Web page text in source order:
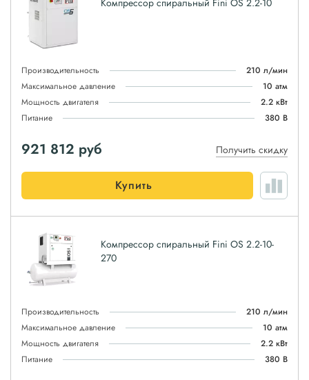
Компрессор спиральный Fini OS 2.2-10
Производительность
210 л/мин
Максимальное давление
10 атм
Мощность двигателя
2.2 кВт
Питание
380 В
921 812 руб Получить скидку
Купить
Компрессор спиральный Fini OS 2.2-10-
270
Производительность
210 л/мин
Максимальное давление
10 атм
Мощность двигателя
2.2 кВт
Питание
380 В